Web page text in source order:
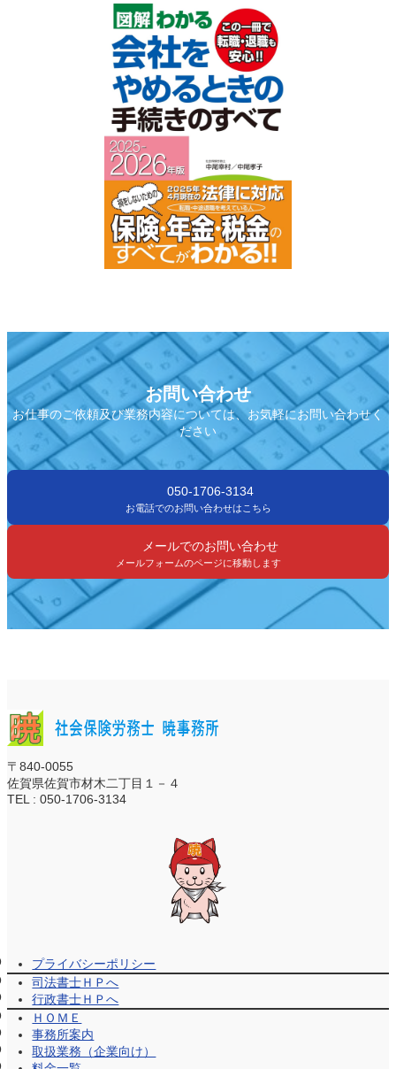
お問い合わせ
お仕事のご依頼及び業務内容については、お気軽にお問い合わせく
ださい
050-1706-3134
お電話でのお問い合わせはこちら
メールでのお問い合わせ
メールフォームのページに移動します
〒840-0055
佐賀県佐賀市材木二丁目１－４
TEL : 050-1706-3134
プライバシーポリシー
司法書士ＨＰへ
行政書士ＨＰへ
ＨＯＭＥ
事務所案内
取扱業務（企業向け）